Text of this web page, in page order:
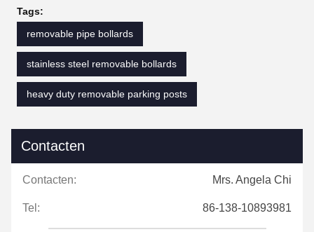
Tags:
removable pipe bollards
stainless steel removable bollards
heavy duty removable parking posts
Contacten
Contacten: Mrs. Angela Chi
Tel: 86-138-10893981